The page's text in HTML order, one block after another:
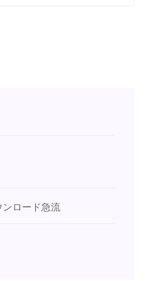
ンロード急流